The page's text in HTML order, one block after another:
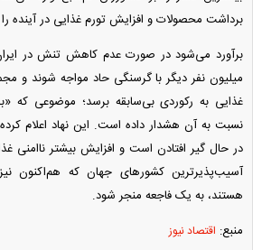
برداشت محصولات و افزایش تورم غذایی در آینده را
میلیون نفر دیگر با گرسنگی حاد مواجه شوند و
نسبت به آن هشدار داده است. این نهاد اعلام
در حال گیر افتادن است و افزایش بیشتر ناامنی
آسیب‌پذیرترین کشورهای جهان که
هستند، به یک فاجعه منجر شود.
منبع: اقتصاد نیوز